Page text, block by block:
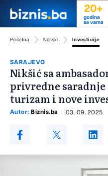
20+
godina
sa vama
Početna Novac Investicije
SARAJEVO
Nikšić sa
privredne saradnje
turizam i nove
Autor: Biznis.ba 03. 09. 2025.